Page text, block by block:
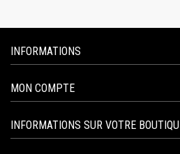
INFORMATIONS
MON COMPTE
INFORMATIONS SUR VOTRE